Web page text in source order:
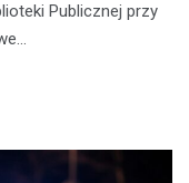
Publicznej przy